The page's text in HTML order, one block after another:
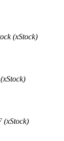
çıkarlar elde edin
(xStock)
(xStock)